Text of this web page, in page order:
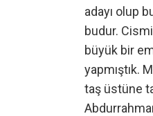
adayı olup
budur.
büyük bir
yapmıştık.
taş üstüne